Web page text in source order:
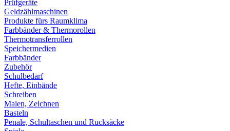
Prüfgeräte
Geldzählmaschinen
Produkte fürs Raumklima
Farbbänder & Thermorollen
Thermotransferrollen
Speichermedien
Farbbänder
Zubehör
Schulbedarf
Hefte, Einbände
Schreiben
Malen, Zeichnen
Basteln
Penale, Schultaschen und Rucksäcke